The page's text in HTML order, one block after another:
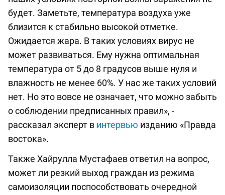
будет. Заметьте, температура воздуха уже
близится к стабильно высокой отметке.
Ожидается жара. В таких условиях вирус не
может развиваться. Ему нужна оптимальная
температура от 5 до 8 градусов выше нуля и
влажность не менее 60%. У нас же таких условий
нет. Но это вовсе не означает, что можно забыть
о соблюдении предписанных правил», -
рассказал эксперт в интервью изданию «Правда
востока».
Также Хайрулла Мустафаев ответил на вопрос,
может ли резкий выход граждан из режима
самоизоляции поспособствовать очередной